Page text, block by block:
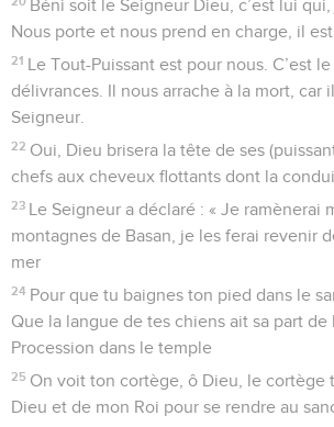
Béni soit le Seigneur Dieu, c’est lui qui,
Nous porte et nous prend en charge, il
21 Le Tout-Puissant est pour nous. C’est
délivrances. Il nous arrache à la mort, car
Seigneur.
22 Oui, Dieu brisera la tête de ses
chefs aux cheveux flottants dont la
23 Le Seigneur a déclaré : « Je ramènerai
montagnes de Basan, je les ferai revenir
mer
24 Pour que tu baignes ton pied dans le
Que la langue de tes chiens ait sa part de
Procession dans le temple
25 On voit ton cortège, ô Dieu, le cortège
Dieu et de mon Roi pour se rendre au